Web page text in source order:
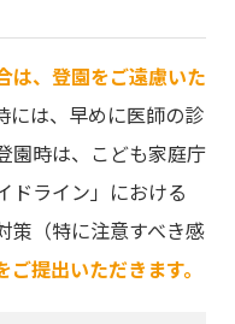
は、登園をご遠慮いた
には、早めに医師の診
園時は、こども家庭庁
ドライン」における
策（特に注意すべき感
提出いただきます。